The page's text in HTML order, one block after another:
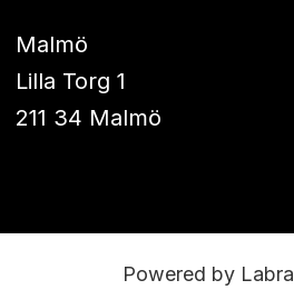
Malmö
Lilla Torg 1
211 34 Malmö
Powered by